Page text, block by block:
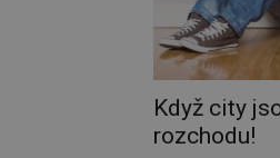
Když city
rozchodu!